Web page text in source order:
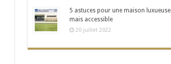
5 astuces pour une maison luxueuse
mais accessible
20 juillet 2022